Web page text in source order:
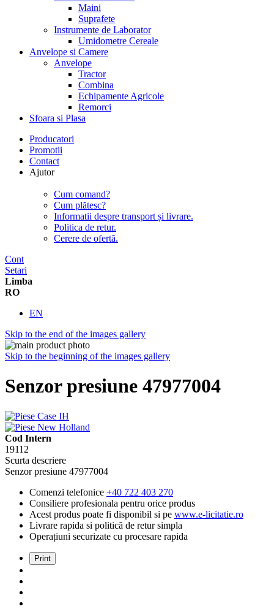
Maini
Suprafete
Instrumente de Laborator
Umidometre Cereale
Anvelope si Camere
Anvelope
Tractor
Combina
Echipamente Agricole
Remorci
Sfoara si Plasa
Producatori
Promotii
Contact
Ajutor
Cum comand?
Cum plătesc?
Informatii despre transport și livrare.
Politica de retur.
Cerere de ofertă.
Cont
Setari
Limba
RO
EN
Skip to the end of the images gallery
Skip to the beginning of the images gallery
Senzor presiune 47977004
Cod Intern
19112
Scurta descriere
Senzor presiune 47977004
Comenzi telefonice +40 722 403 270
Consiliere profesionala pentru orice produs
Acest produs poate fi disponibil si pe www.e-licitatie.ro
Livrare rapida si politică de retur simpla
Operațiuni securizate cu procesare rapida
Print